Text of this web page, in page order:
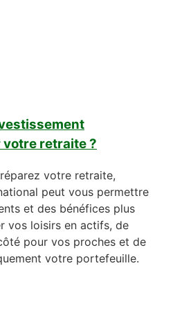
retraite ?
votre retraite,
peut vous permettre
et des bénéfices plus
vos loisirs en actifs, de
pour vos proches et de
votre portefeuille.